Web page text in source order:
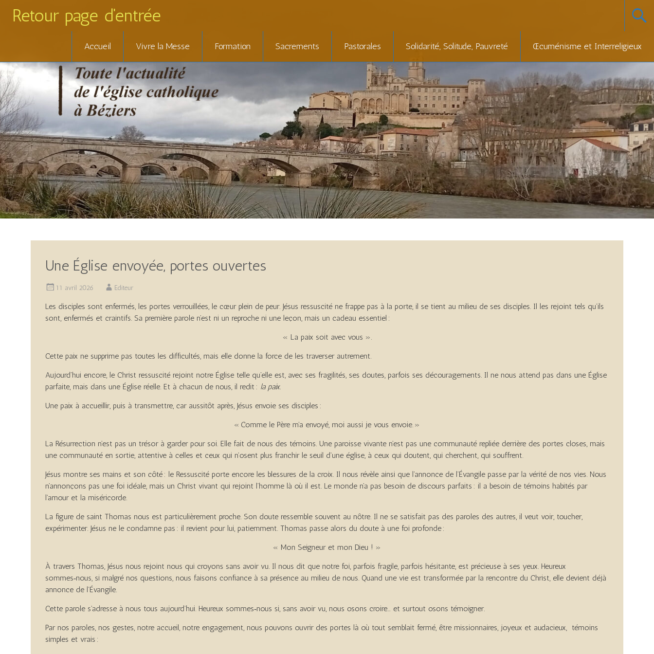
Retour page d'entrée
to
content
Accueil Vivre la Messe Formation Sacrements Pastorales Solidarité, Solitude, Pauvreté Œcuménisme et Interreligieux
Une Église envoyée, portes ouvertes
11 avril 2026 Editeur
Les disciples sont enfermés, les portes verrouillées, le cœur plein de peur. Jésus ressuscité ne frappe pas à la porte, il se tient au milieu de ses disciples. Il les rejoint tels qu’ils
sont, enfermés et craintifs. Sa première parole n’est ni un reproche ni une leçon, mais un cadeau essentiel :
« La paix soit avec vous ».
Cette paix ne supprime pas toutes les difficultés, mais elle donne la force de les traverser autrement.
Aujourd’hui encore, le Christ ressuscité rejoint notre Église telle qu’elle est, avec ses fragilités, ses doutes, parfois ses découragements. Il ne nous attend pas dans une Église
parfaite, mais dans une Église réelle. Et à chacun de nous, il redit : la paix.
Une paix à accueillir, puis à transmettre, car aussitôt après, Jésus envoie ses disciples :
« Comme le Père m’a envoyé, moi aussi je vous envoie. »
La Résurrection n’est pas un trésor à garder pour soi. Elle fait de nous des témoins. Une paroisse vivante n’est pas une communauté repliée derrière des portes closes, mais
une communauté en sortie, attentive à celles et ceux qui n’osent plus franchir le seuil d’une église, à ceux qui doutent, qui cherchent, qui souffrent.
Jésus montre ses mains et son côté : le Ressuscité porte encore les blessures de la croix. Il nous révèle ainsi que l’annonce de l’Évangile passe par la vérité de nos vies. Nous
n’annonçons pas une foi idéale, mais un Christ vivant qui rejoint l’homme là où il est. Le monde n’a pas besoin de discours parfaits : il a besoin de témoins habités par
l’amour et la miséricorde.
La figure de saint Thomas nous est particulièrement proche. Son doute ressemble souvent au nôtre. Il ne se satisfait pas des paroles des autres, il veut voir, toucher,
expérimenter. Jésus ne le condamne pas : il revient pour lui, patiemment. Thomas passe alors du doute à une foi profonde :
« Mon Seigneur et mon Dieu ! »
À travers Thomas, Jésus nous rejoint nous qui croyons sans avoir vu. Il nous dit que notre foi, parfois fragile, parfois hésitante, est précieuse à ses yeux. Heureux
sommes‑nous, si malgré nos questions, nous faisons confiance à sa présence au milieu de nous. Quand une vie est transformée par la rencontre du Christ, elle devient déjà
annonce de l’Évangile.
Cette parole s’adresse à nous tous aujourd’hui. Heureux sommes‑nous si, sans avoir vu, nous osons croire… et surtout osons témoigner.
Par nos paroles, nos gestes, notre accueil, notre engagement, nous pouvons ouvrir des portes là où tout semblait fermé, être missionnaires, joyeux et audacieux, témoins
simples et vrais :